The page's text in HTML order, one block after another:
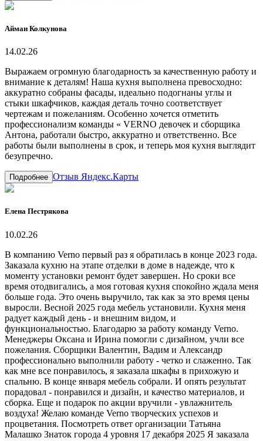
Айман Колкунова
14.02.26
Выражаем огромную благодарность за качественную работу и
внимание к деталям! Наша кухня выполнена превосходно:
аккуратно собраны фасады, идеально подогнаны углы и
стыки шкафчиков, каждая деталь точно соответствует
чертежам и пожеланиям. Особенно хочется отметить
профессионализм команды « VERNO девочек и сборщика
Антона, работали быстро, аккуратно и ответственно. Все
работы были выполнены в срок, и теперь моя кухня выглядит
безупречно.
Подробнее Отзыв Яндекс.Карты
Елена Пестрякова
10.02.26
В компанию Verno первый раз я обратилась в конце 2023 года. Заказала кухню на этапе отделки в доме в надежде, что к моменту установки ремонт будет завершен. Но сроки все время отодвигались, а моя готовая кухня спокойно ждала меня больше года. Это очень выручило, так как за это время цены выросли. Весной 2025 года мебель установили. Кухня меня радует каждый день - и внешним видом, и функциональностью. Благодарю за работу команду Verno. Менеджеры Оксана и Ирина помогли с дизайном, учли все пожелания. Сборщики Валентин, Вадим и Александр профессионально выполнили работу - четко и слаженно. Так как мне все понравилось, я заказала шкафы в прихожую и спальню. В конце января мебель собрали. И опять результат порадовал - понравился и дизайн, и качество материалов, и сборка. Еще и подарок по акции вручили - увлажнитель воздуха! Желаю команде Verno творческих успехов и процветания. Посмотреть ответ организации Татьяна Малашко Знаток города 4 уровня 17 декабря 2025 Я заказала гардеробную в компании Verno по совету своей хорошей знакомой. Приехала к ней в гости и обалдела от мебели, которую ей они сделали. Взяла их контакты и направилась к ним на Домодедовскую. Весь проект вела Глинкина Ирина: созвоны, уточнения, переделки проекта,… Ещё Посмотреть ответ организации Albina Z. Знаток города 3 уровня 14 декабря 2025 Вот уже 3 месяца как мы пользуемся нашей новенькой кухней, которую заказали в VERNO ( магазин Мебельград на Домодедовской). Искали кухню очень долго, остановились на Verno и нисколько не пожалели: качество мебели, фурнитура, исполнение - всё на высшем уровне.… Ещё Посмотреть ответ организации Рекомендации для вас 744 Ксения Пишет отзывы на места в Челябинске 573 Евгений Симонов Пишет о ресторанах 355 Людмила Хиля Разбирается в турецкой кухне Фатиха 539 Ольга Хаит Часто пишет о ресторанах 409 Михаил К Оставляет отзывы на кафе 158 Юлия А. Пишет отзывы на места в Челябинске 917 Елена С. Оставляет отзывы на кафе Лизи Пишет о барах 203 Инна Соколова Разбирается в бизнес-ланчах Дарья Чудинова Пишет отзывы на места в Челябинске Ангелина Жданова Часто пишет о кафе 227 Жанна Пишет отзывы на места в Челябинске 161 мария титова Пишет отзывы на места в Екатеринбурге Кузьма Оставляет отзывы на кафе 137 Юлия Динь Оставляет отзывы на бары Дмитрий Мачнев Пишет отзывы на места в Челябинске 220 Руслан С Пишет о столовых Екатерина Пишет отзывы на места в Нижнем Новгороде Марина Пишет отзывы на места в Челябинске 451 Татьяна Гуляева Разбирается в кофейнях Сочи 1 146 Екатерина Буянкина Пишет отзывы на места в Челябинске Таня Полозкова Оставляет отзывы на рестораны 191 Анастасия Вагапова Пишет о ресторанах 284 viacheslav makarov Часто пишет о барах 250 Павел Пишет отзывы на места в Екатеринбурге 842 Viktoriya Разбирается в пицце Алия Пишет о фастфуде Ирина Зуева Оставляет отзывы на рестораны 134 Антон Пишет отзывы на места в Екатеринбурге 172 Елена Оставляет отзывы на кофейни Петр Пишет отзывы на места в Челябинске Данил Дэфо Пишет отзывы на места в Челябинске Aleksa Gridina Часто пишет о ресторанах Алёна Пишет отзывы на места в Санкт-Петербурге Гаригоръ Доронин Знаток города 5 уровня Иван Солнцев Пишет отзывы на места в Челябинске Виталия Бухтий Пишет отзывы на места в Челябинске Ольга Пишет отзывы на места в Челябинске покупатель Оставляет отзывы на фастфуд Злата Беляева Оставляет отзывы на рестораны Светлана Кулешова Знаток города 5 уровня 16 марта Выбор кухни проходил нелегко. Была во многих салонах, решила остановиться на Verno! И не пожалела . У меня получилась замечательная кухня! Огромное спасибо компании Verno, ee сотрудникам: от замерщика до сборщиков. Особенно приятно и интересно было работать над… Ещё 1 Посмотреть ответ организации Ян П. Знаток города 4 уровня 6 декабря 2025 Заказывали модель гарнитура Римини Нова, нам очень понравилось качество изготовления. Ольге спасибо за проектирование кухни, все удобно расположено по шкафам и гармонично смотрится! Также спасибо сборщикам Дмитрию и Алексею, собрали гарнитур с профессиональным подходом! Посмотреть ответ организации Елена Знаток города 7 уровня 4 февраля 2025 Кухне уже 4,5 года. Семья большая, есть маленькие дети, животные, пожилые люди- кухней активно пользуемся каждый день и при этом хочу отметить, что ни потёртости, ни сколов- ничего нет...выглядит как новая. Высокое качество материалов и исполнения- большое спасибо… Ещё 1 Посмотреть ответ организации Екатерина В. Знаток города 9 уровня 3 июня 2025 Хотим от души поблагодарить компанию Verno и консультанта Ольгу Криволуцкую за помощь в подборе кухни. Ольга встретила нас, предложила всевозможные варианты и решения, терпеливо, вдумчиво, с пониманием наших желаний и предпочтений нарисовала дизайн проект… Ещё Посмотреть ответ организации Мария Мария Знаток города 4 уровня 26 августа 2025 Когда пришло время выбирать кухню столкнулись с тем, что это очень непросто. Просмотрев на протяжении месяца все возможные сайты, пришли к выводу, что нужно ехать в салоны и выбирать не по картинкам. Зашли в Мебельград, увидели нашу Кантри и "пропали". Другого уже… Ещё 1 Посмотреть ответ организации Анастасия Бенина Знаток города 3 уровня 30 октября 2025 Очень рады, что выбрали компанию Verno и выражаем огромную благодарность всем сотрудникам! Заказывали кухню, шкафы и ТВ-зону. Каждый этап: проект, доставка, сборка выполнены с профессионализмом! Отдельное спасибо дизайнеру Ирине Глинкиной! Ирина большой… Ещё 1 Посмотреть ответ организации Светлана З. Знаток города 3 уровня 25 декабря 2024 Хочется выразить благодарность всей компании Verno за профессиональную работу по изготовлению нашей кухни. Мебель очень высокого качества, чётко соблюдены сроки изготовления и доставки. Сборщики- высококлассные специалисты, способные на месте найти… Ещё 2 Посмотреть ответ организации Дарья Ким Знаток города 5 уровня 14 декабря 2024 Встал вопрос выбора новой кухни, обратились в данную компанию, приехали по адресу, консультант Ирина всё рассказала доходчиво и показала все варианты, где можно сэкономить, где лучше этого не делать, остались довольны её профессионализмом, кухню привезли по… Ещё 1 Посмотреть ответ организации Лучана_Мучана Знаток города 3 уровня 19 ноября 2025 Хочу поделиться радостью и рассказать вам свою историю заказа кухни мечты 💖 Началось всё с поиска подходящей компании, где смогут воплотить мои самые смелые фантазии. Я долго выбирала, читала отзывы, смотрела… Ещё 1 Посмотреть ответ организации Лариса Н. Знаток города 3 уровня 21 октября 2025 Очень давно хотела написать благодарность Ольге Криволуцкой!! Это очень чуткий человек, профессионал своего дела. Рассматривали варианты кухни, наполнение ее и фасады! Все получилось отлично! После кухни, делала заказа тумбы в ванную с раковиной. Сейчас есть еще заказ! Желаю процветания фирме и хороших заказчиков Ольге! Посмотреть ответ организации Дмитрий Д. Знаток города 4 уровня 18 сентября 2025 Добрый день! Хочу выразить благодарность от всей нашей семьи за прекрасную кухню всем причастным сотрудникам мебельной фабрики Verno (салон в Мебельграде). Особенные слова благодарности хотим сказать нашему менеджеру Глинкиной Ирине.… Ещё Посмотреть ответ организации Валерий Голубев Знаток города 3 уровня 12 июля 2025 За кухней по началу обратился в компанию Лемана Про в Домодедово, специалист по составлению кухонного гарнитура, предложила сделать разрисовку позиций. В первый день не получилось добиться от менеджера желаемого дизайна. Пришлось приехать ещё раз, но… Ещё Посмотреть ответ организации Дарья Попова Знаток города 3 уровня 24 декабря 2024 Не можем налюбоваться нашей новой кухней!! 😭😍 Понравилось у компании всё, от начала и до конца! После моего обращения в фирму, со мной в этот же день связалась дизайнер Алёна и сразу сделала мне ориентировочный дизайн-проект.… Ещё 1 Посмотреть ответ организации Наталья Богачева Знаток города 5 уровня 30 июня 2025 Мы заказали кухню в компании "Verno"по совету дизайнера. Нам очень понравилось работать с менеджером Ириной. Она учла все наши пожелания, подсказала как избежать некоторых ошибок, исходя из своего большого опыта, контролировала каждый этап, добивалась полного… Ещё Посмотреть ответ организации Наталья Юрьевна Знаток города 5 уровня 14 ноября 2025 При обустройстве кухни мы выбирали компанию, но нам ничего не нравилось. А при посещении МебельГрада увидели пример кухни компании "Verno", который нас заинтересовал. К нам подошла дизайнер, Ольга Криволуцкая, предложила варианты для нашей маленькой кухни,… Ещё Посмотреть ответ организации Шекула А. Знаток города 4 уровня 20 декабря 2024 Хочу от свего сердца поблагодарить команду Верно за проектирование и изготовление нашей кухни! Задача была непростая: ограниченная площадь, практически в каждом модуле нестандарт по габаритам, индивидуальные решения по наполнению. Мне действительно есть с… Ещё Посмотреть ответ организации Надежда Слепнева Знаток города 3 уровня 9 февраля 2025 Я очень долго выбирала кухню,посетила множество салонов кухонной мебели,но определиться никак не могла,пока не посетила салон кухни VERNO на Домодедовской. Меня очень приветливо встретила обаятельная менеджер Глинкина Ирина. Узнав,что я выбираю мебель… Ещё Посмотреть ответ организации Elena P. Знаток города 3 уровня 7 марта 2025 Добрый день. Пользуюсь новой кухней около двух недель. Благодарна всей команде компании за отличный результат. На этапе проектирования очень внимательно отнеслась к моим пожеланиям дизайнер Ольга… Ещё Посмотреть ответ организации Светлана Знаток города 11 уровня 25 июня 2025 Всё на высшем уровне от доставки до сборки. Менеджер Ирина на Домодедовской профессионал своего дела👍👍👍 Кухня отличная, всё продумано до мелочей. Удобно и приятно готовить. Порадовала качественная мебель и техника. Всё выглядит современно и стильно. Однозначно рекомендую! Посмотреть ответ организации Олег Б. Знаток города 3 уровня 23 марта 2025 Здравствуйте! Нашли эту фирму в 2ГИС, в отзывах узнали про Глинкину Ирину. Как говорится, начали с "Верно мебель", и именно с Ириной (симпатичная… Ещё Посмотреть ответ организ